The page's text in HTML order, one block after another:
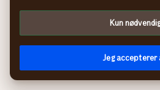
skift af oliefilteret, så
Sådan optimerer du også
opstart på de kolde
Kun
Jeg accepterer